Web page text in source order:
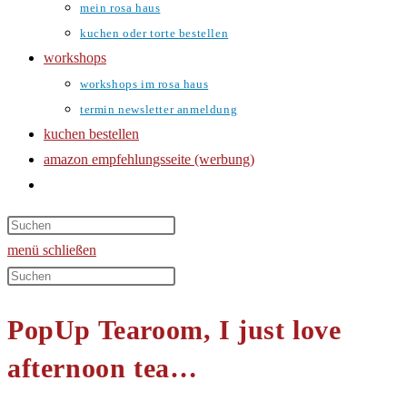
mein rosa haus
kuchen oder torte bestellen
workshops
workshops im rosa haus
termin newsletter anmeldung
kuchen bestellen
amazon empfehlungsseite (werbung)
umschalten
menü schließen
Diese
durchsuchen
PopUp Tearoom, I just love
afternoon tea…